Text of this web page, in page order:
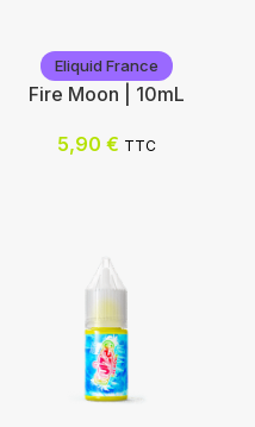
Eliquid France
Fire Moon | 10mL
5,90 € TTC